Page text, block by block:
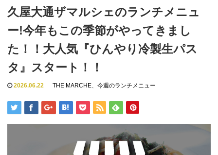
久屋大通ザマルシェのランチメニュ
ー!今年もこの季節がやってきまし
た！！大人気『ひんやり冷製生パス
タ』スタート！！
2026.06.22 THE MARCHE、 今週のランチメニュー